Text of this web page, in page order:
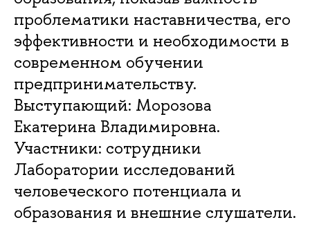
проблематики наставничества, его
эффективности и необходимости в
современном обучении
предпринимательству.
Выступающий: Морозова
Екатерина Владимировна.
Участники: сотрудники
Лаборатории исследований
человеческого потенциала и
образования и внешние слушатели.